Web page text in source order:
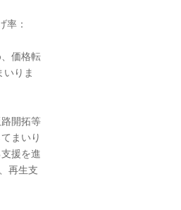
率：
価格転
りま
開拓等
まいり
援を進
再生支